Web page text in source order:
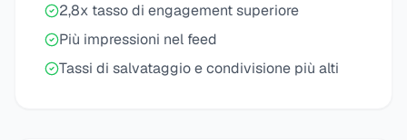
2,8x tasso di engagement superiore
Più impressioni nel feed
Tassi di salvataggio e condivisione più alti